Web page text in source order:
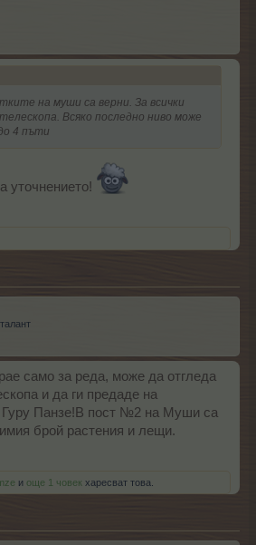
на муши са верни. За всички
Всяко последно ниво може
4 пъти
уточнението!
само за реда, може да отгледа
и да ги предаде на
Гуру Панзе!В пост №2 на Муши са
брой растения и лещи.
и още 1 човек харесват това.